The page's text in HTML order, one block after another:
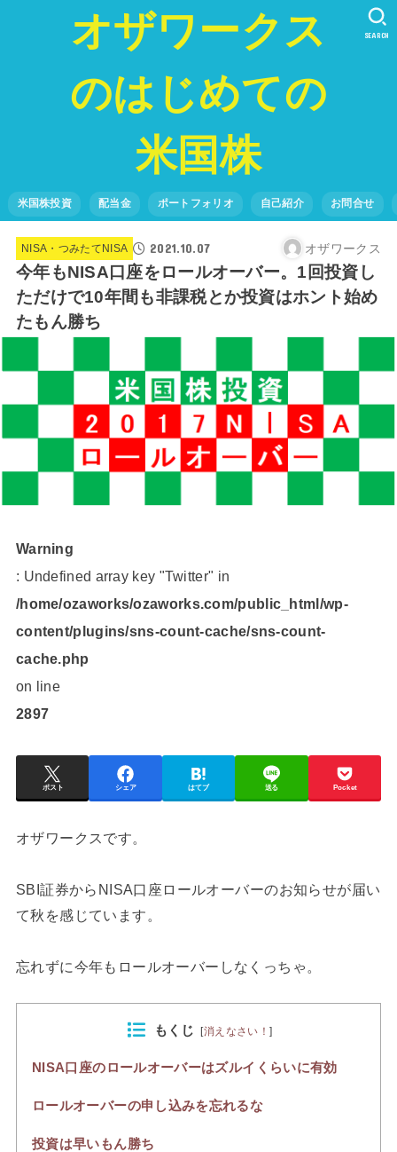
オザワークス
のはじめての
米国株
米国株投資 配当金 ポートフォリオ 自己紹介 お問合せ
SEARCH
NISA・つみたてNISA 2021.10.07 オザワークス
今年もNISA口座をロールオーバー。1回投資し
ただけで10年間も非課税とか投資はホント始め
たもん勝ち
Warning
: Undefined array key "Twitter" in
/home/ozaworks/ozaworks.com/public_html/wp-
content/plugins/sns-count-cache/sns-count-
cache.php
on line
2897
ポスト シェア はてブ 送る Pocket
オザワークスです。
SBI証券からNISA口座ロールオーバーのお知らせが届い
て秋を感じています。
忘れずに今年もロールオーバーしなくっちゃ。
もくじ [消えなさい！]
NISA口座のロールオーバーはズルイくらいに有効
ロールオーバーの申し込みを忘れるな
投資は早いもん勝ち